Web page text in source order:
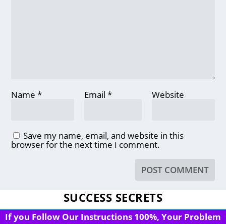
Name* Email * Website
Save my name, email, and website in this
browser for the next time I comment.
SUCCESS SECRETS
If you Follow Our Instructions 100%, Your Problem